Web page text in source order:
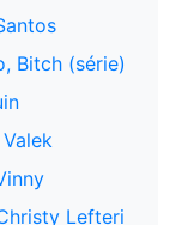
Bitch (série)
Lefteri